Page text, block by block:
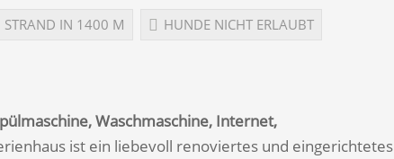
STRAND IN 1400 M HUNDE NICHT ERLAUBT
Waschmaschine, Internet,
ist ein liebevoll renoviertes und eingerichtetes